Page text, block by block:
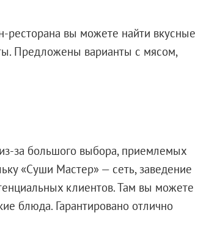
ресторана вы можете найти вкусные
Предложены варианты с мясом,
за большого выбора, приемлемых
«Суши Мастер» — сеть, заведение
клиентов. Там вы можете
блюда. Гарантировано отлично